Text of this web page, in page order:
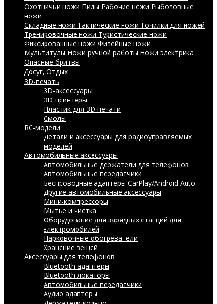
Охотничьи ножи Пилы Рабочие ножи Рыболовные
ножи
Складные ножи Тактические ножи Точилки для ножей
Тренировочные ножи Туристические ножи
Фиксированные ножи Филейные ножи
Мультитулы Ножи ручной работы Ножи электрика
Опасные бритвы
Досуг, Отдых
3D-печать
3D-аксессуары
3D-принтеры
Пластик для 3D печати
Смолы
RC-модели
Детали и аксессуары для радиоуправляемых
моделей
Автомобильные аксессуары
Автомобильные держатели для телефонов
Автомобильные передатчики
Беспроводные адаптеры CarPlay/Android Auto
Другие автомобильные аксессуары
Мини-компрессоры
Мытье и чистка
Оборудование для зарядных станций для
электромобилей
Парковочные обогреватели
Хранение вещей
Аксессуары для телефонов
Bluetooth-адаптеры
Bluetooth-локаторы
Автомобильные передатчики
Аудио адаптеры